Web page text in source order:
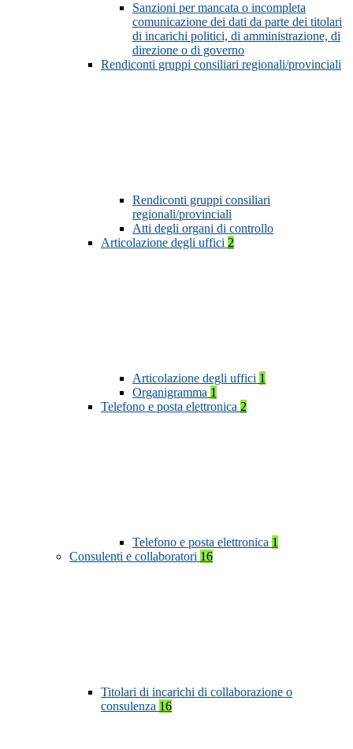
Sanzioni per mancata o incompleta
comunicazione dei dati da parte dei titolari
di incarichi politici, di amministrazione, di
direzione o di governo
Rendiconti gruppi consiliari regionali/provinciali
Rendiconti gruppi consiliari
regionali/provinciali
Atti degli organi di controllo
Articolazione degli uffici 2
Articolazione degli uffici 1
Organigramma 1
Telefono e posta elettronica 2
Telefono e posta elettronica 1
Consulenti e collaboratori 16
Titolari di incarichi di collaborazione o
consulenza 16